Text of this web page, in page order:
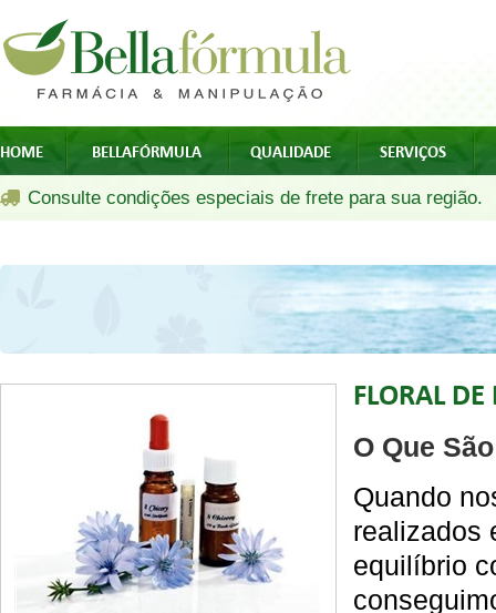
HOME BELLAFÓRMULA QUALIDADE SERVIÇOS
Consulte condições especiais de frete para sua região.
FLORAL DE
O Que
Quando
realizados
equilíbrio